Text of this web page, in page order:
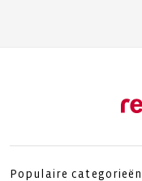
Populaire categorieën